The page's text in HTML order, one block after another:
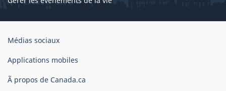
Organisation
gouvernement
Canada
Médias sociaux
Applications mobiles
Ã propos de Canada.ca